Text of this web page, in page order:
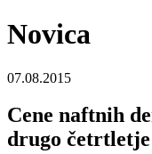
Novica
07.08.2015
Cene naftnih
drugo četrtletje